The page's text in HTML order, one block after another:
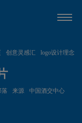
创意灵感汇
logo设计理念
落 来源 中国酒交中心